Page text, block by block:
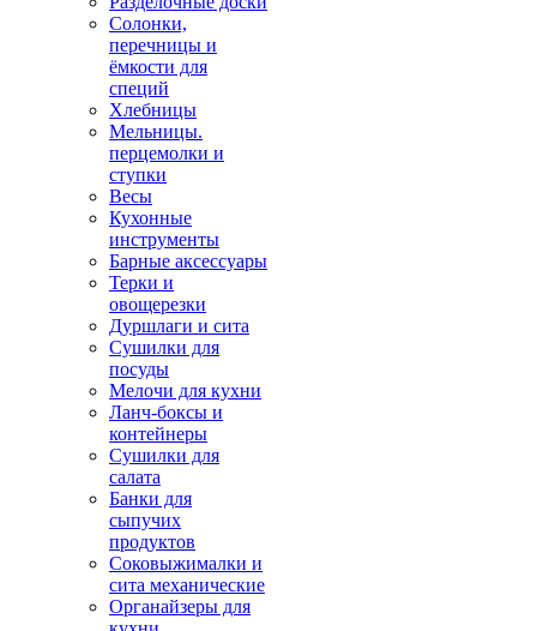
Солонки,
перечницы и
ёмкости для
специй
Хлебницы
Мельницы.
перцемолки и
ступки
Весы
Кухонные
инструменты
Барные аксессуары
Терки и
овощерезки
Дуршлаги и сита
Сушилки для
посуды
Мелочи для кухни
Ланч-боксы и
контейнеры
Сушилки для
салата
Банки для
сыпучих
продуктов
Соковыжималки и
сита механические
Органайзеры для